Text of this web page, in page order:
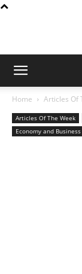
Home Articles Of
Articles Of The Week
Economy and Business